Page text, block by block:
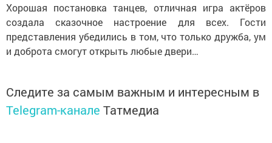
Хорошая постановка танцев, отличная игра актёров
создала сказочное настроение для всех. Гости
представления убедились в том, что только дружба, ум
и доброта смогут открыть любые двери…
Следите за самым важным и интересным в
Telegram-канале Татмедиа